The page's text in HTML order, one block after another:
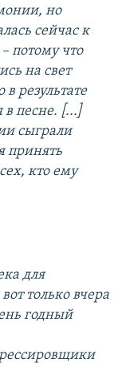
но
сейчас к
потому что
на свет
результате
в песне. [...]
сыграли
принять
кто ему
для
только вчера
годный